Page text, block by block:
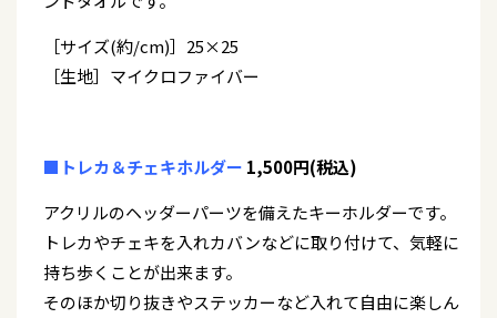
［サイズ(約/cm)］25×25
［生地］マイクロファイバー
■トレカ＆チェキホルダー 1,500円(税込)
アクリルのヘッダーパーツを備えたキーホルダーです。
トレカやチェキを入れカバンなどに取り付けて、気軽に
持ち歩くことが出来ます。
そのほか切り抜きやステッカーなど入れて自由に楽しん